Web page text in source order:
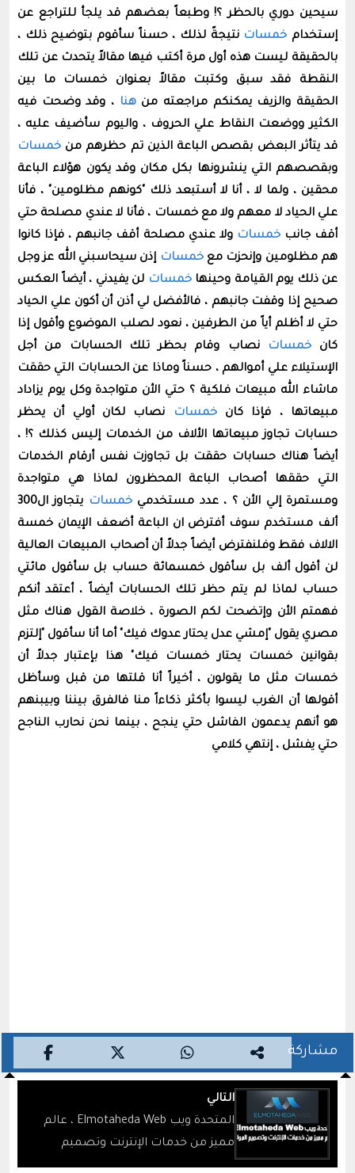
سيحين دوري بالحظر ؟! وطبعاً بعضهم قد يلجأ للتراجع عن
إستخدام خمسات نتيجةً لذلك ، حسناً سأقوم بتوضيح ذلك ،
بالحقيقة ليست هذه أول مرة أكتب فيها مقالاً يتحدث عن تلك
النقطة فقد سبق وكتبت مقالاً بعنوان خمسات ما بين
الحقيقة والزيف يمكنكم مراجعته منهنا ، وقد وضحت فيه
الكثير ووضعت النقاط علي الحروف ، واليوم سأضيف عليه ،
قد يتأثر البعض بقصص الباعة الذين تم حظرهم من خمسات
وبقصصهم التي ينشرونها بكل مكان وقد يكون هؤلاء الباعة
محقين ، ولما لا ، أنا لا أستبعد ذلك "كونهم مظلومين" ، فأنا
علي الحياد لا معهم ولا مع خمسات ، فأنا لا عندي مصلحة حتي
أقف جانبخمسات ولا عندي مصلحة أقف جانبهم ، فإذا كانوا
هم مظلومين وإنحزت معخمسات إذن سيحاسبني الله عز وجل
عن ذلك يوم القيامة وحينهاخمسات لن يفيدني ، أيضاً العكس
صحيح إذا وقفت جانبهم ، فالأفضل لي أذن أن أكون علي الحياد
حتي لا أظلم أياً من الطرفين ، نعود لصلب الموضوع وأقول إذا
كانخمسات
نصاب وقام بحظر تلك الحسابات من أجل
الإستيلاء علي أموالهم ، حسناً وماذا عن الحسابات التي حققت
ماشاء الله مبيعات فلكية ؟ حتي الأن متواجدة وكل يوم يزاداد
مبيعاتها ، فإذا كانخمسات
نصاب لكان أولي أن يحظر
حسابات تجاوز مبيعاتها الألاف من الخدمات إليس كذلك ؟! ،
أيضاً هناك حسابات حققت بل تجاوزت نفس أرقام الخدمات
التي حققها أصحاب الباعة المحظرون لماذا هي متواجدة
ومستمرة إلي الأن ؟ ، عدد مستخدميخمسات
يتجاوز ال300
ألف مستخدم سوف أفترض ان الباعة أضعف الإيمان خمسة
الالاف فقط وفلنفترض أيضاً جدلاً أن أصحاب المبيعات العالية
لن أقول ألف بل سأقول خمسمائة حساب بل سأقول مائتي
حساب لماذا لم يتم حظر تلك الحسابات أيضاً ، أعتقد أنكم
فهمتم الأن وإتضحت لكم الصورة ، خلاصة القول هناك مثل
مصري يقول "إمشي عدل يحتار عدوك فيك" أما أنا سأقول "إلتزم
بقوانين خمسات يحتار خمسات فيك" هذا بإعتبار جدلاً أن
خمسات مثل ما يقولون ، أخيراً أنا قلتها من قبل وسأظل
أقولها أن الغرب ليسوا بأكثر ذكاءاً منا فالفرق بيننا وبيبنهم
هو أنهم يدعمون الفاشل حتي ينجح ، بينما نحن نحارب الناجح
حتي يفشل ، إنتهي كلامي
مشاركة
التالي
المتحدة ويب Elmotaheda Web ، عالم
مميز من خدمات الإنترنت وتصميم
المواقع